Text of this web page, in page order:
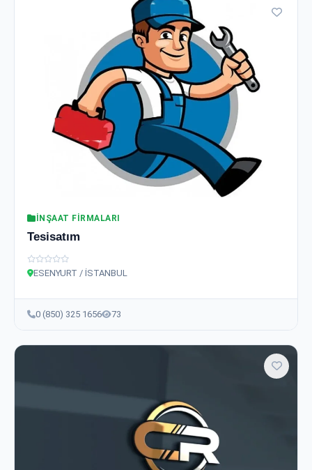
İNŞAAT FIRMALARI
Tesisatım
ESENYURT / İSTANBUL
0 (850) 325 1656 73